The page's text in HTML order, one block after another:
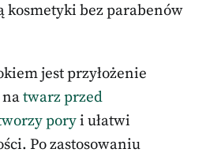
kosmetyki bez parabenów
jest przyłożenie
natwarz przed
poryi ułatwi
Po zastosowaniu